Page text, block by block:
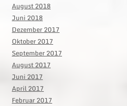
August 2018
Juni 2018
Dezember 2017
Oktober 2017
September 2017
August 2017
Juni 2017
April 2017
Februar 2017